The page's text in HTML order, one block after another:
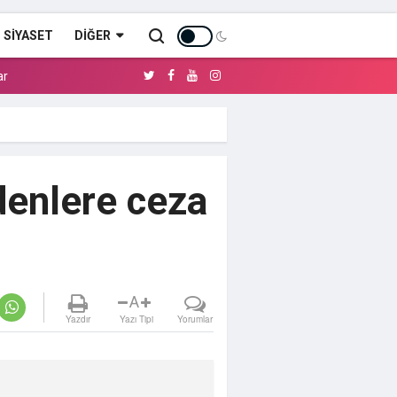
SİYASET DIĞER
ceza
Yazdır
A
Yazı Tipi Yorumlar